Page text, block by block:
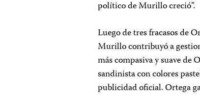
político de Murillo creció”.
Luego de tres fracasos de
Murillo contribuyó a
más compasiva y suave
sandinista con colores
publicidad oficial. Ortega